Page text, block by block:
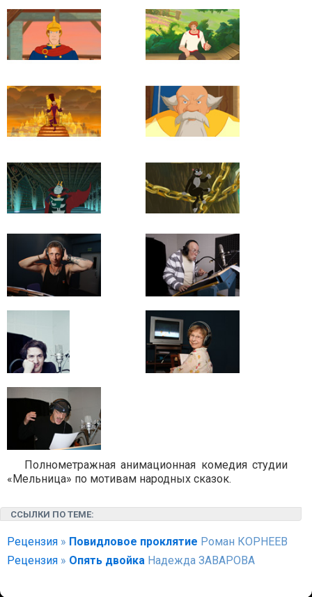
Полнометражная анимационная комедия студии
«Мельница» по мотивам народных сказок.
ССЫЛКИ ПО ТЕМЕ:
Рецензия » Повидловое проклятие Роман КОРНЕЕВ
Рецензия » Опять двойка Надежда ЗАВАРОВА